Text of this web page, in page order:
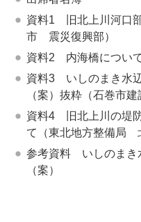
資料1 旧北上川河口
市 震災復興部）
資料2 内海橋につい
資料3 いしのまき水
（案）抜粋（石巻市建
資料4 旧北上川の堤
て（東北地方整備局
参考資料 いしのまき
（案）